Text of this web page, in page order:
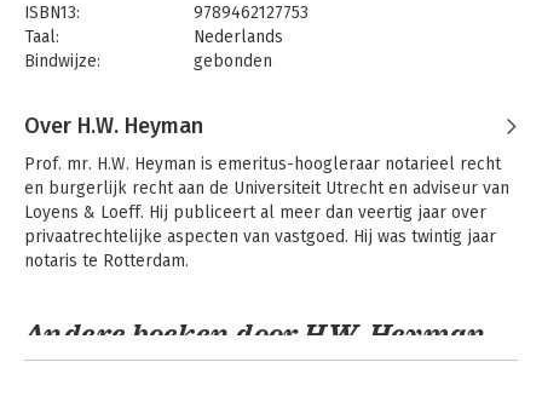
consument, de verplichtingen van de verkoper en de koper, de
overgang van het risico en de verzekeringsrechtelijke
aspecten van risico-overgang. Ten slotte worden enkele in de
praktijkvoorbeelden. De materie wordt op een uitgebreide en
diepgaande manier in samenhang behandeld. Dit boek is een
handboek voor specialisten op het gebied van vastgoedrecht
en een studieboek voor degenen die dat willen worden.
ISBN13:
9789462127753
Taal:
Nederlands
Bindwijze:
gebonden
Verschijningsdatum:
1-12-2026
Hoofdrubriek:
Juridisch
Jongbloed:
Onroerend goed recht [vastgoed]
Serie:
Boom Masterreeks
Over H.W. Heyman
Prof. mr. H.W. Heyman is emeritus-hoogleraar notarieel recht
en burgerlijk recht aan de Universiteit Utrecht en adviseur van
Loyens & Loeff. Hij publiceert al meer dan veertig jaar over
privaatrechtelijke aspecten van vastgoed. Hij was twintig jaar
notaris te Rotterdam.
Andere boeken door H.W. Heyman